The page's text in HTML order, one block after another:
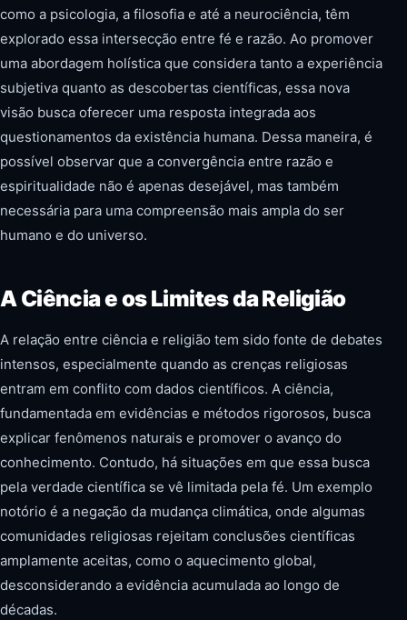
como a psicologia, a filosofia e até a neurociência, têm
explorado essa intersecção entre fé e razão. Ao promover
uma abordagem holística que considera tanto a experiência
subjetiva quanto as descobertas científicas, essa nova
visão busca oferecer uma resposta integrada aos
questionamentos da existência humana. Dessa maneira, é
possível observar que a convergência entre razão e
espiritualidade não é apenas desejável, mas também
necessária para uma compreensão mais ampla do ser
humano e do universo.
A Ciência e os Limites da Religião
A relação entre ciência e religião tem sido fonte de debates
intensos, especialmente quando as crenças religiosas
entram em conflito com dados científicos. A ciência,
fundamentada em evidências e métodos rigorosos, busca
explicar fenômenos naturais e promover o avanço do
conhecimento. Contudo, há situações em que essa busca
pela verdade científica se vê limitada pela fé. Um exemplo
notório é a negação da mudança climática, onde algumas
comunidades religiosas rejeitam conclusões científicas
amplamente aceitas, como o aquecimento global,
desconsiderando a evidência acumulada ao longo de
décadas.